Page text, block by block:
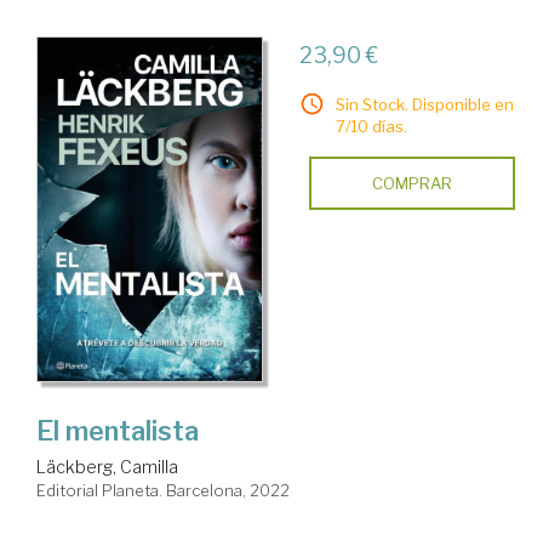
23,90 €
Sin Stock. Disponible en
7/10 días.
COMPRAR
El mentalista
Läckberg, Camilla
Editorial Planeta. Barcelona, 2022